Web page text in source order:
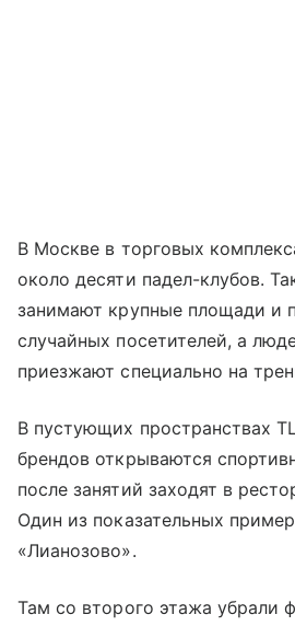
В Москве в торговых
около десяти падел-клубов.
занимают крупные площади и
случайных посетителей, а
приезжают специально на
В пустующих пространствах
брендов открываются
после занятий заходят в
Один из показательных
«Лианозово».
Там со второго этажа убрали